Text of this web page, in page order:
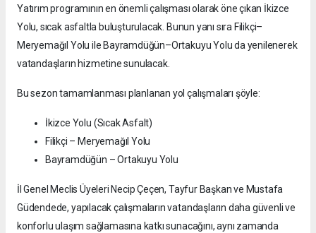
Yatırım programının en önemli çalışması olarak öne çıkan İkizce
Yolu, sıcak asfaltla buluşturulacak. Bunun yanı sıra Filikçi–
Meryemağıl Yolu ile Bayramdüğün–Ortakuyu Yolu da yenilenerek
vatandaşların hizmetine sunulacak.
Bu sezon tamamlanması planlanan yol çalışmaları şöyle:
İkizce Yolu (Sıcak Asfalt)
Filikçi – Meryemağıl Yolu
Bayramdüğün – Ortakuyu Yolu
İl Genel Meclis Üyeleri Necip Çeçen, Tayfur Başkan ve Mustafa
Güdendede, yapılacak çalışmaların vatandaşların daha güvenli ve
konforlu ulaşım sağlamasına katkı sunacağını, aynı zamanda